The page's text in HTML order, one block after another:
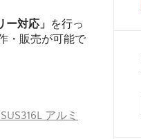
対応」 を行っ
・販売が可能で
アルミ